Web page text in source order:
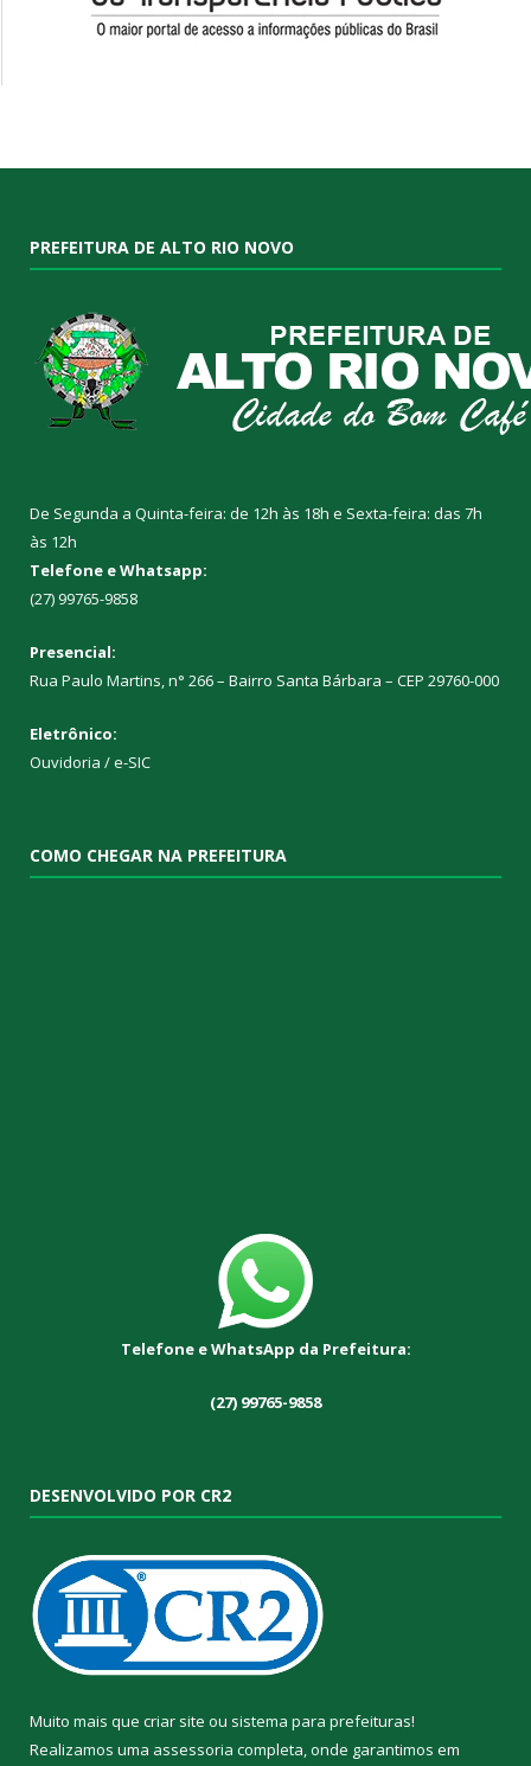
PREFEITURA DE ALTO RIO NOVO
De Segunda a Quinta-feira: de 12h às 18h e Sexta-feira: das 7h
às 12h
Telefone e Whatsapp:
(27) 99765-9858
Presencial:
Rua Paulo Martins, n° 266 – Bairro Santa Bárbara – CEP 29760-000
Eletrônico:
Ouvidoria /e-SIC
COMO CHEGAR NA PREFEITURA
Telefone e WhatsApp da Prefeitura:
(27) 99765-9858
DESENVOLVIDO POR CR2
Muito mais que criar site ou sistema para prefeituras!
Realizamos uma assessoria completa, onde garantimos em